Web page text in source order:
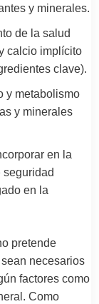
y minerales.
de la salud
calcio implícito
clave).
y metabolismo
y minerales
en la
seguridad
en la
pretende
necesarios
factores como
Como